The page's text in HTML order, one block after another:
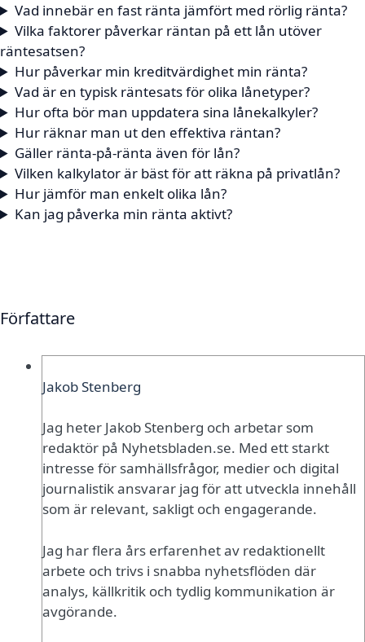
Vad innebär en fast ränta jämfört med rörlig ränta?
Vilka faktorer påverkar räntan på ett lån utöver
räntesatsen?
Hur påverkar min kreditvärdighet min ränta?
Vad är en typisk räntesats för olika lånetyper?
Hur ofta bör man uppdatera sina lånekalkyler?
Hur räknar man ut den effektiva räntan?
Gäller ränta-på-ränta även för lån?
Vilken kalkylator är bäst för att räkna på privatlån?
Hur jämför man enkelt olika lån?
Kan jag påverka min ränta aktivt?
Författare
Jakob Stenberg
Jag heter Jakob Stenberg och arbetar som
redaktör på Nyhetsbladen.se. Med ett starkt
intresse för samhällsfrågor, medier och digital
journalistik ansvarar jag för att utveckla innehåll
som är relevant, sakligt och engagerande.
Jag har flera års erfarenhet av redaktionellt
arbete och trivs i snabba nyhetsflöden där
analys, källkritik och tydlig kommunikation är
avgörande.